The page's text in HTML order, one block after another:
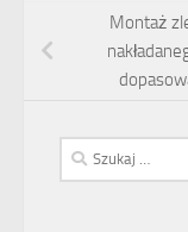
Montaż
Szukaj: